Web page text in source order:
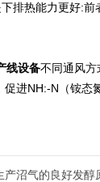
下排热能力更好:
线设备不同通风方
促进NH:-N（铵态
产沼气的良好发醇